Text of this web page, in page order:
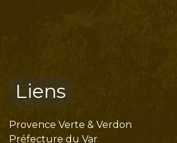
Liens
Provence Verte & Verdon
Préfecture du Var